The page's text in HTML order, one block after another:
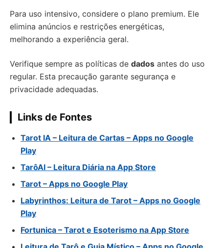
Para uso intensivo, considere o plano premium. Ele
elimina anúncios e restrições energéticas,
melhorando a experiência geral.
Verifique sempre as políticas de dados antes do uso
regular. Esta precaução garante segurança e
privacidade adequadas.
Links de Fontes
Tarot IA – Leitura de Cartas – Apps no Google
Play
TarôAI – Leitura Diária na App Store
Tarot – Apps no Google Play
Labyrinthos: Leitura de Tarot – Apps no Google
Play
Fortunica – Tarot e Esoterismo na App Store